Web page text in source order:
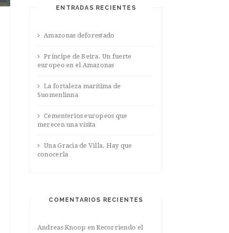
ENTRADAS RECIENTES
Amazonas deforestado
Príncipe de Beira. Un fuerte
europeo en el Amazonas
La fortaleza marítima de
Suomenlinna
Cementerios europeos que
merecen una visita
Una Gracia de Villa. Hay que
conocerla
COMENTARIOS RECIENTES
Andreas Knoop enRecorriendo el